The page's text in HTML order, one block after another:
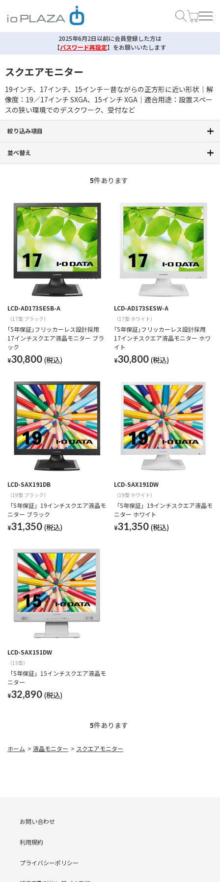
2025年6月2日以前に会員登録した方は
【パスワード再設定】 をお願いいたします
スクエアモニター
19インチ、17インチ、15インチ－昔ながらの正方形に近い形状｜解
像度：19／17インチ SXGA、15インチ XGA｜適合用途：設置スペー
スの狭い環境でのデスクワーク、受付など
絞り込み項目
並べ替え
5件あります
LCD-AD173SESB-A
（17型 ブラック）
｢5年保証｣フリッカーレス設計採用
17インチスクエア液晶モニター ブラ
ック
¥30,800
LCD-AD173SESW-A
（17型 ホワイト）
｢5年保証｣フリッカーレス設計採用
17インチスクエア液晶モニター ホワ
イト
¥30,800
LCD-SAX191DB
（19型 ブラック）
「5年保証」19インチスクエア液晶モ
ニター ブラック
¥31,350
LCD-SAX191DW
（19型 ホワイト）
「5年保証」19インチスクエア液晶モ
ニター ホワイト
¥31,350
LCD-SAX151DW
（15型）
「5年保証」15インチスクエア液晶モ
ニター
¥32,890
5件あります
ホーム > 液晶モニター > スクエアモニター
お問い合わせ
利用規約
プライバシーポリシー